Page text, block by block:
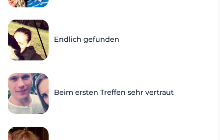
Endlich gefunden
Beim ersten Treffen sehr vertraut